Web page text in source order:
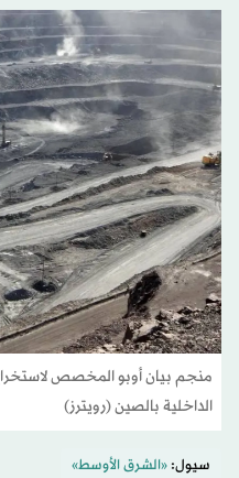
منجم بيان أوبو المخصص لاستخراج
الداخلية بالصين (رويترز)
سيول:«الشرق الأوسط»